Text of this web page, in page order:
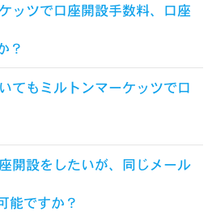
ッツで口座開設手数料、口座
？
てもミルトンマーケッツで口
開設をしたいが、同じメール
能ですか？